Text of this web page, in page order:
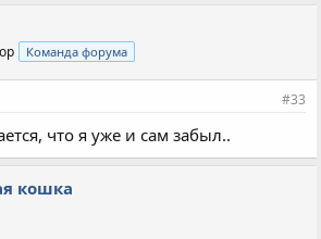
Команда форума
#33
что я уже и сам забыл..
кошка